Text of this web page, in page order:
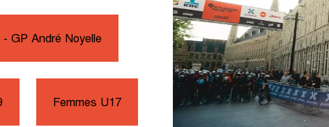
- GP André Noyelle
Femmes U17